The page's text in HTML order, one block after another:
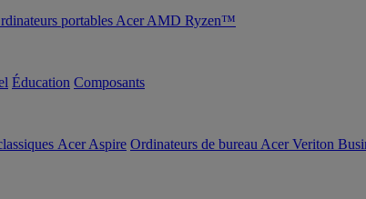
portables Acer AMD Ryzen™
Éducation Composants
Acer Aspire Ordinateurs de bureau Acer Veriton